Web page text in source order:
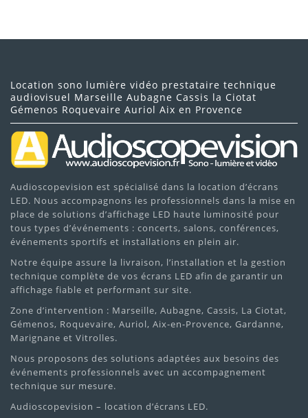
Location sono lumière vidéo prestataire technique
audiovisuel Marseille Aubagne Cassis la Ciotat
Gémenos Roquevaire Auriol Aix en Provence
Audioscopevision est spécialisé dans la location d’écrans
LED. Nous accompagnons les professionnels dans la mise en
place de solutions d’affichage LED haute luminosité pour
tous types d’événements : concerts, salons, conférences,
événements sportifs et installations en plein air.
Notre équipe assure la livraison, l’installation et la gestion
technique complète de vos écrans LED afin de garantir un
affichage fiable et performant sur site.
Zone d’intervention : Marseille, Aubagne, Cassis, La Ciotat,
Gémenos, Roquevaire, Auriol, Aix-en-Provence, Gardanne,
Marignane et Vitrolles.
Nous proposons des solutions adaptées aux besoins des
événements professionnels avec un accompagnement
technique sur mesure.
Audioscopevision – location d’écrans LED.